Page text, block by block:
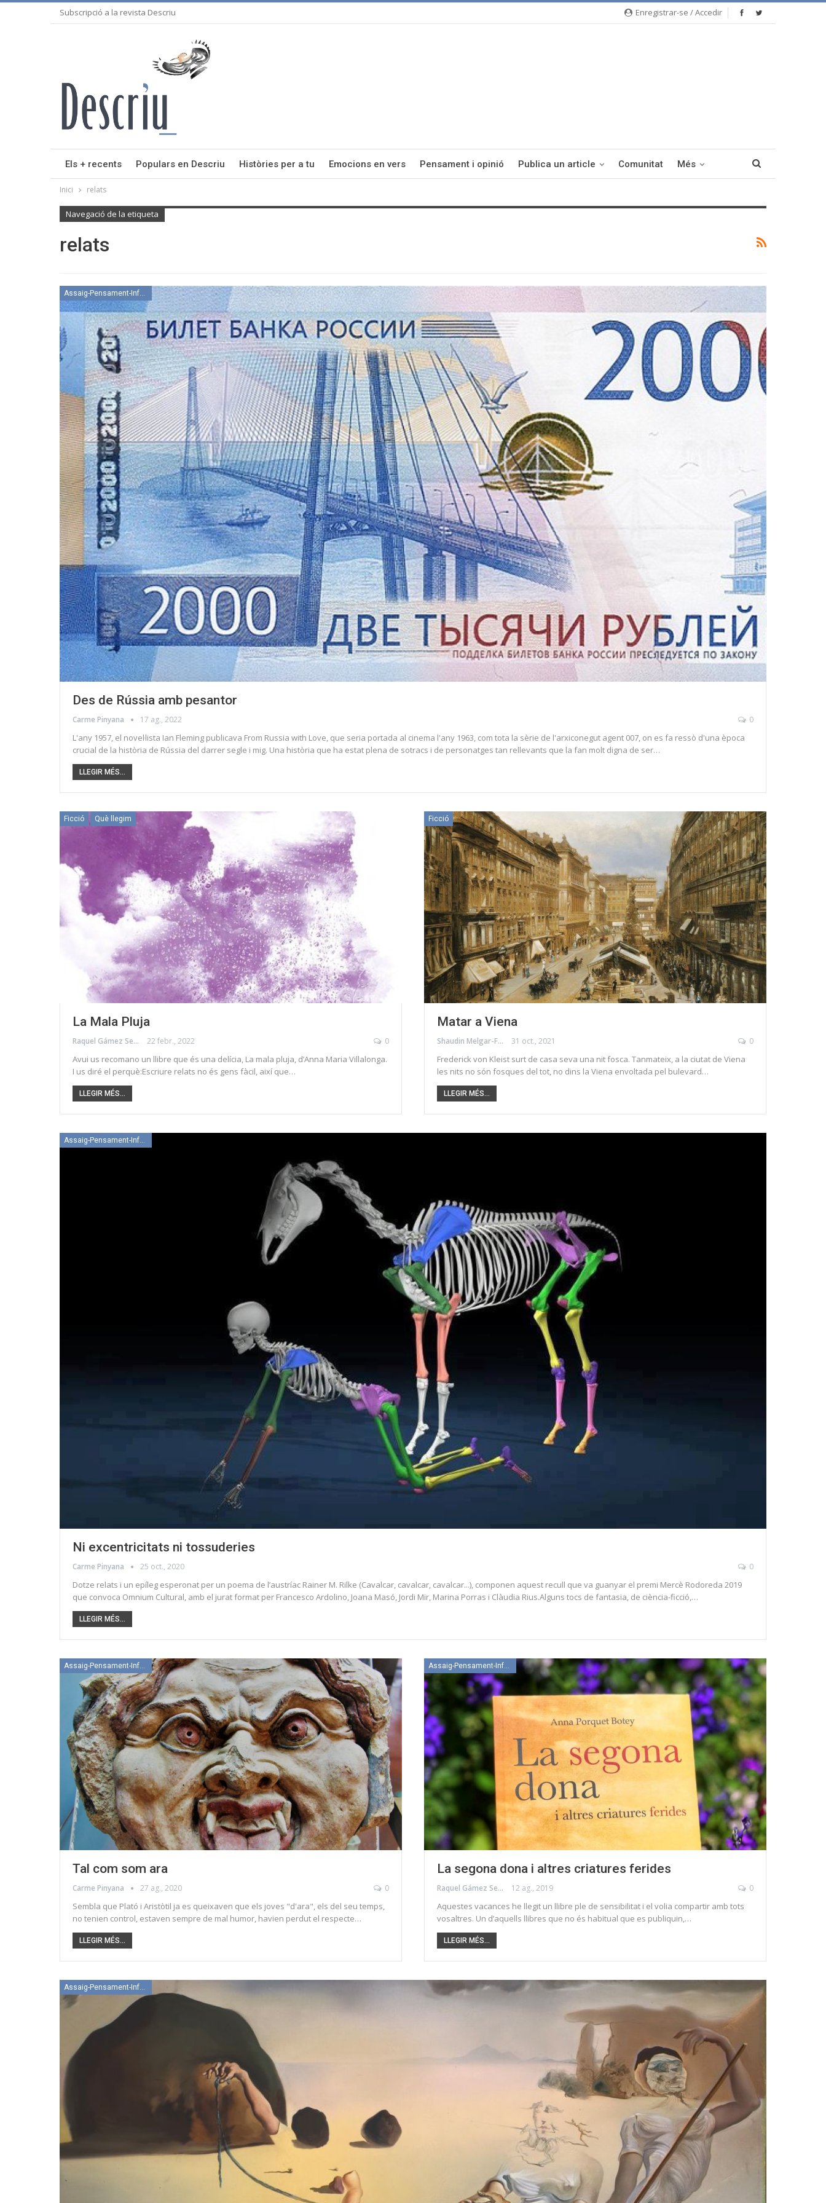
Enregistrar-se / Accedir
Subscripció a la revista Descriu
Els + recents Populars en Descriu Històries per a tu Emocions en vers Pensament i opinió Publica un article Comunitat Més
Inici relats
Navegació de la etiqueta
relats
Assaig-Pensament-Informació
Des de Rússia amb pesantor
Carme Pinyana 17 ag., 2022 0
L'any 1957, el novel·lista Ian Fleming publicava From Russia with Love, que seria portada al cinema l'any 1963, com tota la sèrie de l'arxiconegut agent 007, on es fa ressò d'una època
crucial de la història de Rússia del darrer segle i mig. Una història que ha estat plena de sotracs i de personatges tan rellevants que la fan molt digna de ser…
LLEGIR MÉS...
Ficció Què llegim
La Mala Pluja
Raquel Gámez Serrano 22 febr., 2022 0
Avui us recomano un llibre que és una delícia, La mala pluja, d’Anna Maria Villalonga.
I us diré el perquè:Escriure relats no és gens fàcil, així que…
LLEGIR MÉS...
Ficció
Matar a Viena
Shaudin Melgar-Foraster 31 oct., 2021 0
Frederick von Kleist surt de casa seva una nit fosca. Tanmateix, a la ciutat de Viena
les nits no són fosques del tot, no dins la Viena envoltada pel bulevard…
LLEGIR MÉS...
Assaig-Pensament-Informació
Ni excentricitats ni tossuderies
Carme Pinyana 25 oct., 2020 0
Dotze relats i un epíleg esperonat per un poema de l’austríac Rainer M. Rilke (Cavalcar, cavalcar, cavalcar...), componen aquest recull que va guanyar el premi Mercè Rodoreda 2019
que convoca Omnium Cultural, amb el jurat format per Francesco Ardolino, Joana Masó, Jordi Mir, Marina Porras i Clàudia Rius.Alguns tocs de fantasia, de ciència-ficció,…
LLEGIR MÉS...
Assaig-Pensament-Informació
Tal com som ara
Carme Pinyana 27 ag., 2020 0
Sembla que Plató i Aristòtil ja es queixaven que els joves "d'ara", els del seu temps,
no tenien control, estaven sempre de mal humor, havien perdut el respecte…
LLEGIR MÉS...
Assaig-Pensament-Informació
La segona dona i altres criatures ferides
Raquel Gámez Serrano 12 ag., 2019 0
Aquestes vacances he llegit un llibre ple de sensibilitat i el volia compartir amb tots
vosaltres. Un d’aquells llibres que no és habitual que es publiquin,…
LLEGIR MÉS...
Assaig-Pensament-Informació